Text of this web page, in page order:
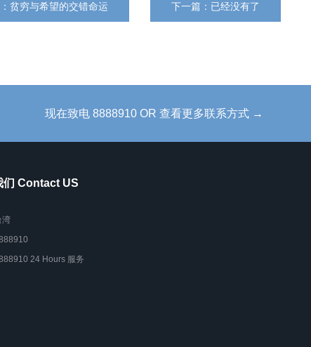
贫穷与希望的交错命运 下一篇：已经没有了
现在致电 8888910 OR 查看更多联系方式 →
们 Contact US
湾
24 Hours 服务